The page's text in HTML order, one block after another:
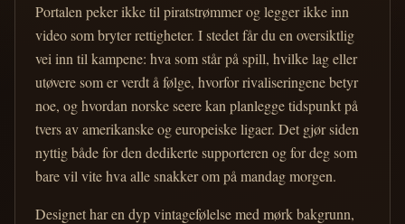
Portalen peker ikke til piratstrømmer og legger ikke inn
video som bryter rettigheter. I stedet får du en oversiktlig
vei inn til kampene: hva som står på spill, hvilke lag eller
utøvere som er verdt å følge, hvorfor rivaliseringene betyr
noe, og hvordan norske seere kan planlegge tidspunkt på
tvers av amerikanske og europeiske ligaer. Det gjør siden
nyttig både for den dedikerte supporteren og for deg som
bare vil vite hva alle snakker om på mandag morgen.
Designet har en dyp vintagefølelse med mørk bakgrunn,